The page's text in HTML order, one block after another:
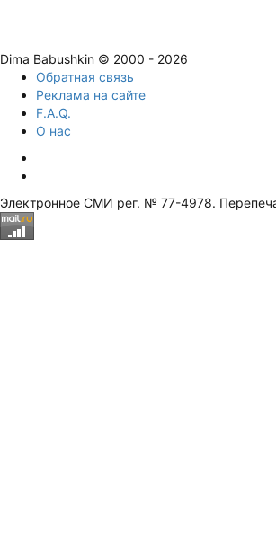
Dima Babushkin © 2000 - 2026
Обратная связь
Реклама на сайте
F.A.Q.
О нас
Электронное СМИ рег. № 77-4978.